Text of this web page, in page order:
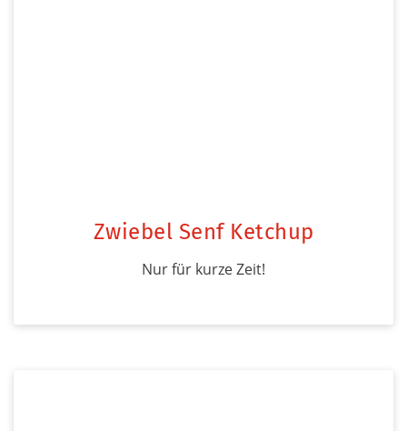
Zwiebel Senf Ketchup
Nur für kurze Zeit!